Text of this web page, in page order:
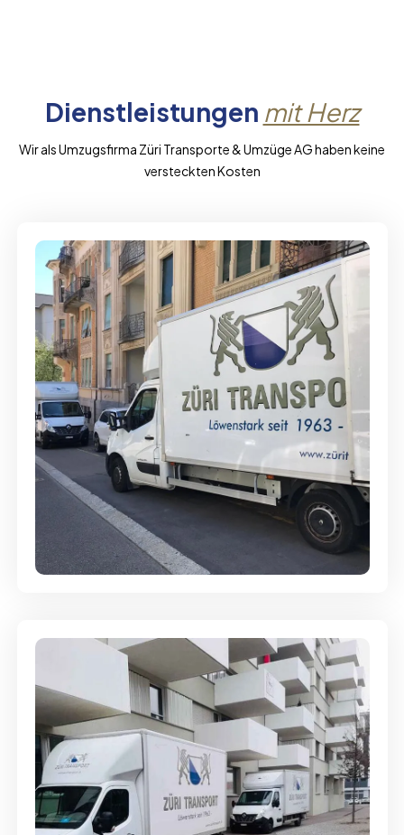
Dienstleistungen mit Herz
Wir als Umzugsfirma Züri Transporte & Umzüge AG haben keine
versteckten Kosten
Full-Service - Für Privatumzüge